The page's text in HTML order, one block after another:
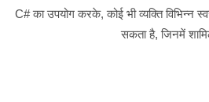
C# का उपयोग करके, कोई भी व्यक्ति विभिन्न
सकता है, जिनमें